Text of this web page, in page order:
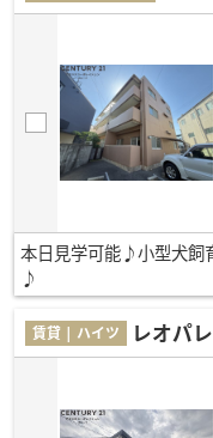
本日見学可能♪小型犬飼
♪
賃貸 | ハイツ レオパ